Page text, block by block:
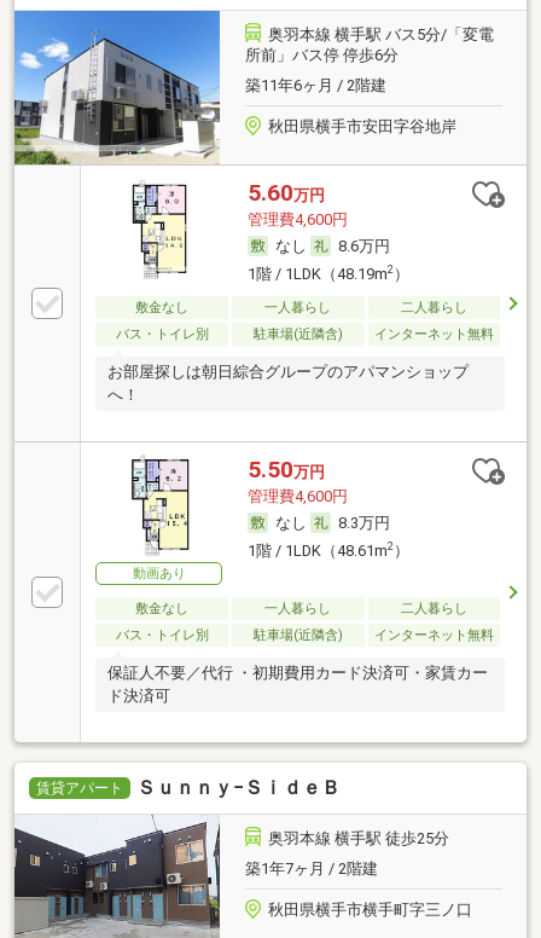
奥羽本線 横手駅 バス5分/「変電
所前」バス停 停歩6分
築11年6ヶ月 / 2階建
秋田県横手市安田字谷地岸
5.60万円
管理費4,600円
なし
8.6万円
1階 / 1LDK（48.19m2）
敷金なし 一人暮らし
二人暮らし
バス・トイレ別
駐車場(近隣含) インターネット無料
お部屋探しは朝日綜合グループのアパマンショップ
へ！
動画あり
5.50万円
管理費4,600円
なし
8.3万円
1階 / 1LDK（48.61m2）
敷金なし 一人暮らし
二人暮らし
バス・トイレ別
駐車場(近隣含) インターネット無料
保証人不要／代行 ・初期費用カード決済可・家賃カー
ド決済可
賃貸アパート Ｓｕｎｎｙ−ＳｉｄｅＢ
奥羽本線 横手駅 徒歩25分
築1年7ヶ月 / 2階建
秋田県横手市横手町字三ノ口